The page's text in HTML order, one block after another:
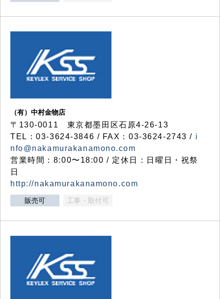
（有）中村金物店
〒130-0011 東京都墨田区石原4-26-13
TEL：03-3624-3846 / FAX：03-3624-2743 / i
nfo@nakamurakanamono.com
営業時間：8:00〜18:00 / 定休日：日曜日・祝祭
日
http://nakamurakanamono.com
販売可 工事・取付可